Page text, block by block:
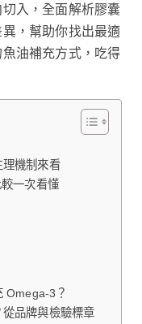
入，全面解析膠囊
，幫助你找出最適
油補充方式，吃得
機制來看
一次看懂
Omega-3？
品牌與檢驗標章